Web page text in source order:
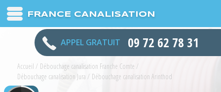
FRANCE CANALISATION
APPEL GRATUIT 09 72 62 78 31
Accueil / Débouchage canalisation Franche Comte /
Débouchage canalisation Jura / Débouchage canalisation Arinthod